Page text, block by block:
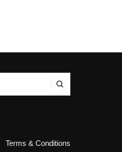
Terms & Conditions